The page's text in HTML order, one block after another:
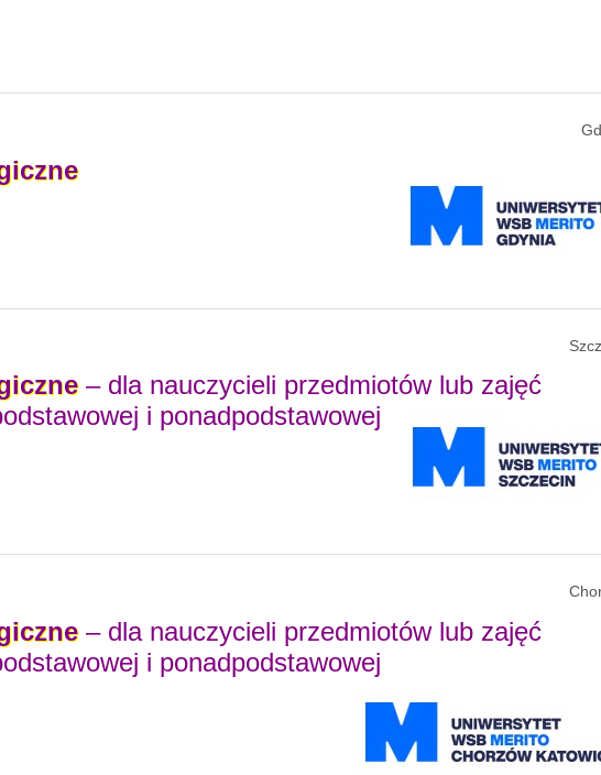
– dla nauczycieli przedmiotów lub zajęć
i ponadpodstawowej
– dla nauczycieli przedmiotów lub zajęć
i ponadpodstawowej